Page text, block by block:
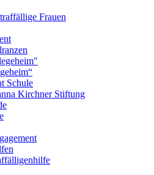
Frauen
Schule
Kirchner Stiftung